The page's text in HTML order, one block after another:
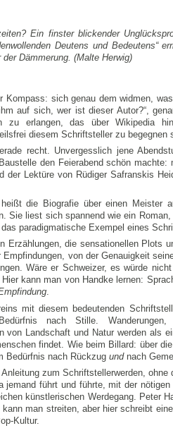
Ein finster blickender
Deutens und Bedeutens“
Dämmerung. (Malte Herwig)
Kompass: sich genau dem widmen,
auf sich, wer ist dieser Autor?“,
zu erlangen, das über Wikipedia
diesem Schriftsteller zu begegnen
recht. Unvergesslich jene
den Feierabend schön
der Lektüre von Rüdiger Safranskis
heißt die Biografie über einen Meister
Sie liest sich spannend wie ein
paradigmatische Exempel eines
Erzählungen, die sensationellen Plots
von der Genauigkeit
Wäre er Schweizer, es würde
kann man von Handke lernen:
.
mit diesem bedeutenden
nach Stille. Wanderungen,
von Landschaft und Natur werden als
findet. Wie beim Billard: über
Bedürfnis nach Rückzug undnach
zum Schriftstellerwerden,
jemand führt und führte, mit der
künstlerischen Werdegang. Peter
man streiten, aber hier schreibt
Kultur.